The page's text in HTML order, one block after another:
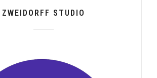
ZWEIDORFF STUDIO